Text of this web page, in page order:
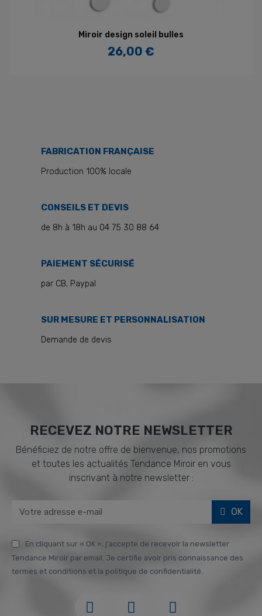
Miroir design soleil bulles
Prix
26,00 €
FABRICATION FRANÇAISE
Production 100% locale
CONSEILS ET DEVIS
de 8h à 18h au 04 75 30 88 64
PAIEMENT SÉCURISÉ
par CB, Paypal
SUR MESURE ET PERSONNALISATION
Demande de devis
RECEVEZ NOTRE NEWSLETTER
Bénéficiez de notre offre de bienvenue, nos promotions
et toutes les actualités Tendance Miroir en vous
inscrivant à notre newsletter :
OK
En cliquant sur « OK », j'accepte de recevoir la newsletter
Tendance Miroir par email. Je certifie avoir pris connaissance des
termes et conditions et la politique de confidentialité.